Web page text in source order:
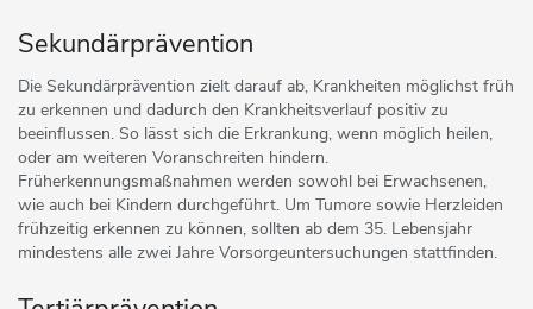
Sekundärprävention
Die Sekundärprävention zielt darauf ab, Krankheiten möglichst früh
zu erkennen und dadurch den Krankheitsverlauf positiv zu
beeinflussen. So lässt sich die Erkrankung, wenn möglich heilen,
oder am weiteren Voranschreiten hindern.
Früherkennungsmaßnahmen werden sowohl bei Erwachsenen,
wie auch bei Kindern durchgeführt. Um Tumore sowie Herzleiden
frühzeitig erkennen zu können, sollten ab dem 35. Lebensjahr
mindestens alle zwei Jahre Vorsorgeuntersuchungen stattfinden.